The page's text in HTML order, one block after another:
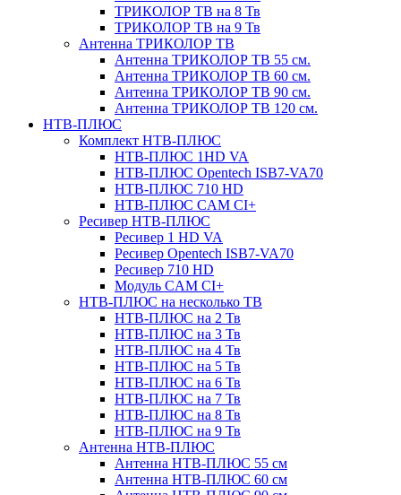
ТРИКОЛОР ТВ на 8 Тв
ТРИКОЛОР ТВ на 9 Тв
Антенна ТРИКОЛОР ТВ
Антенна ТРИКОЛОР ТВ 55 см.
Антенна ТРИКОЛОР ТВ 60 см.
Антенна ТРИКОЛОР ТВ 90 см.
Антенна ТРИКОЛОР ТВ 120 см.
НТВ-ПЛЮС
Комплект НТВ-ПЛЮС
НТВ-ПЛЮС 1HD VA
НТВ-ПЛЮС Opentech ISB7-VA70
НТВ-ПЛЮС 710 HD
НТВ-ПЛЮС CAM CI+
Ресивер НТВ-ПЛЮС
Ресивер 1 HD VA
Ресивер Opentech ISB7-VA70
Ресивер 710 HD
Модуль CAM CI+
НТВ-ПЛЮС на несколько ТВ
НТВ-ПЛЮС на 2 Тв
НТВ-ПЛЮС на 3 Тв
НТВ-ПЛЮС на 4 Тв
НТВ-ПЛЮС на 5 Тв
НТВ-ПЛЮС на 6 Тв
НТВ-ПЛЮС на 7 Тв
НТВ-ПЛЮС на 8 Тв
НТВ-ПЛЮС на 9 Тв
Антенна НТВ-ПЛЮС
Антенна НТВ-ПЛЮС 55 см
Антенна НТВ-ПЛЮС 60 см